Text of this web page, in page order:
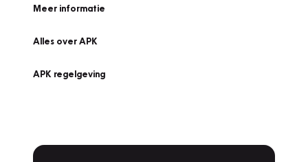
Meer informatie
Alles over APK
APK regelgeving